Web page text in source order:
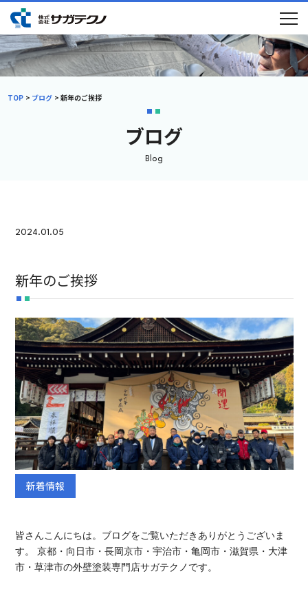
新卒採用中途採用
TEL:075-882-1268
9:00 ~ 17:30
ブログ
Blog
TOP ブログ 新年のご挨拶
2024.01.05
新年のご挨拶
新着情報
皆さんこんにちは。ブログをご覧いただきありがとうございま
す。 京都・向日市・長岡京市・宇治市・亀岡市・滋賀県・大津
市・草津市の外壁塗装専門店サガテクノです。